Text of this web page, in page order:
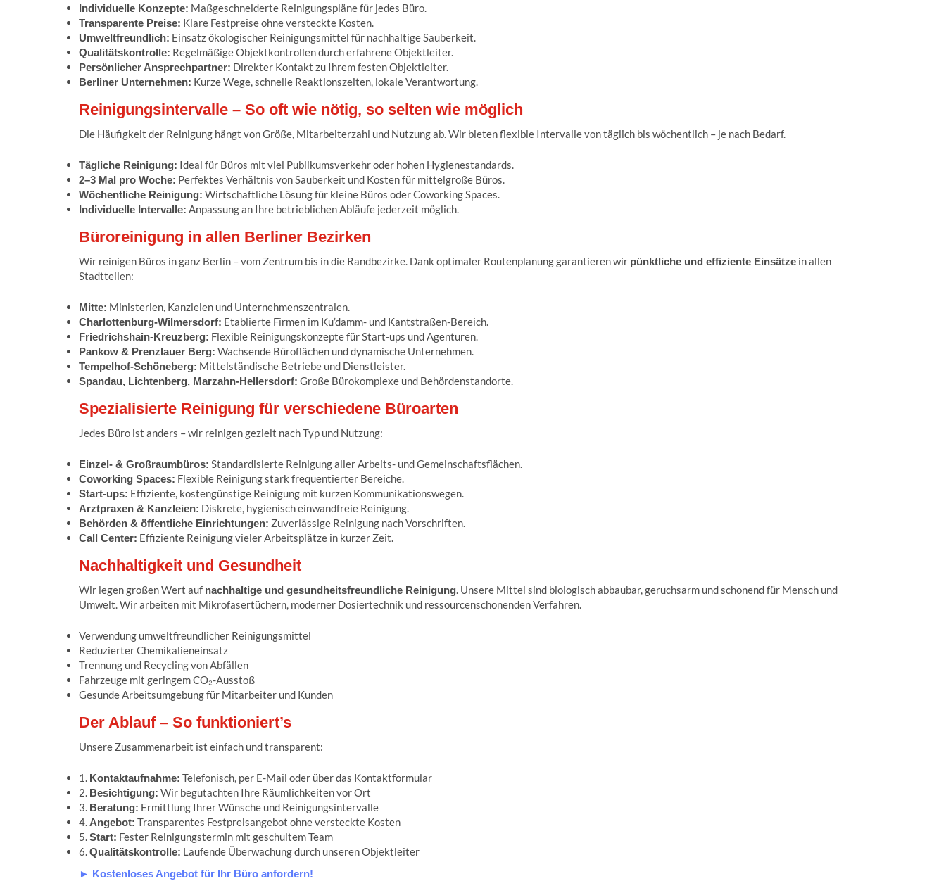
Individuelle Konzepte: Maßgeschneiderte Reinigungspläne für jedes Büro.
Transparente Preise: Klare Festpreise ohne versteckte Kosten.
Umweltfreundlich: Einsatz ökologischer Reinigungsmittel für nachhaltige Sauberkeit.
Qualitätskontrolle: Regelmäßige Objektkontrollen durch erfahrene Objektleiter.
Persönlicher Ansprechpartner: Direkter Kontakt zu Ihrem festen Objektleiter.
Berliner Unternehmen: Kurze Wege, schnelle Reaktionszeiten, lokale Verantwortung.
Reinigungsintervalle – So oft wie nötig, so selten wie möglich
Die Häufigkeit der Reinigung hängt von Größe, Mitarbeiterzahl und Nutzung ab. Wir bieten flexible Intervalle von täglich bis wöchentlich – je nach Bedarf.
Tägliche Reinigung: Ideal für Büros mit viel Publikumsverkehr oder hohen Hygienestandards.
2–3 Mal pro Woche: Perfektes Verhältnis von Sauberkeit und Kosten für mittelgroße Büros.
Wöchentliche Reinigung: Wirtschaftliche Lösung für kleine Büros oder Coworking Spaces.
Individuelle Intervalle: Anpassung an Ihre betrieblichen Abläufe jederzeit möglich.
Büroreinigung in allen Berliner Bezirken
Wir reinigen Büros in ganz Berlin – vom Zentrum bis in die Randbezirke. Dank optimaler Routenplanung garantieren wir pünktliche und effiziente Einsätze in allen
Stadtteilen:
Mitte: Ministerien, Kanzleien und Unternehmenszentralen.
Charlottenburg-Wilmersdorf: Etablierte Firmen im Ku’damm- und Kantstraßen-Bereich.
Friedrichshain-Kreuzberg: Flexible Reinigungskonzepte für Start-ups und Agenturen.
Pankow & Prenzlauer Berg: Wachsende Büroflächen und dynamische Unternehmen.
Tempelhof-Schöneberg: Mittelständische Betriebe und Dienstleister.
Spandau, Lichtenberg, Marzahn-Hellersdorf: Große Bürokomplexe und Behördenstandorte.
Spezialisierte Reinigung für verschiedene Büroarten
Jedes Büro ist anders – wir reinigen gezielt nach Typ und Nutzung:
Einzel- & Großraumbüros: Standardisierte Reinigung aller Arbeits- und Gemeinschaftsflächen.
Coworking Spaces: Flexible Reinigung stark frequentierter Bereiche.
Start-ups: Effiziente, kostengünstige Reinigung mit kurzen Kommunikationswegen.
Arztpraxen & Kanzleien: Diskrete, hygienisch einwandfreie Reinigung.
Behörden & öffentliche Einrichtungen: Zuverlässige Reinigung nach Vorschriften.
Call Center: Effiziente Reinigung vieler Arbeitsplätze in kurzer Zeit.
Nachhaltigkeit und Gesundheit
Wir legen großen Wert auf nachhaltige und gesundheitsfreundliche Reinigung. Unsere Mittel sind biologisch abbaubar, geruchsarm und schonend für Mensch und
Umwelt. Wir arbeiten mit Mikrofasertüchern, moderner Dosiertechnik und ressourcenschonenden Verfahren.
Verwendung umweltfreundlicher Reinigungsmittel
Reduzierter Chemikalieneinsatz
Trennung und Recycling von Abfällen
Fahrzeuge mit geringem CO₂-Ausstoß
Gesunde Arbeitsumgebung für Mitarbeiter und Kunden
Der Ablauf – So funktioniert’s
Unsere Zusammenarbeit ist einfach und transparent:
1. Kontaktaufnahme: Telefonisch, per E-Mail oder über das Kontaktformular
2. Besichtigung: Wir begutachten Ihre Räumlichkeiten vor Ort
3. Beratung: Ermittlung Ihrer Wünsche und Reinigungsintervalle
4. Angebot: Transparentes Festpreisangebot ohne versteckte Kosten
5.Start: Fester Reinigungstermin mit geschultem Team
6.Qualitätskontrolle: Laufende Überwachung durch unseren Objektleiter
► Kostenloses Angebot für Ihr Büro anfordern!